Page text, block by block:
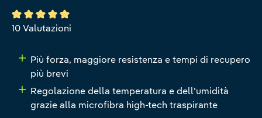
Valutazione media di 5 su 5 stelle
10 Valutazioni
Più forza, maggiore resistenza e tempi di recupero
più brevi
Regolazione della temperatura e dell’umidità
grazie alla microfibra high-tech traspirante